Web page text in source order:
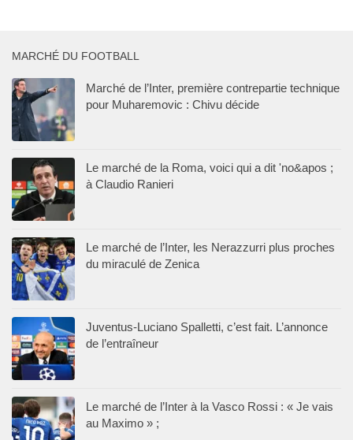
MARCHÉ DU FOOTBALL
Marché de l’Inter, première contrepartie technique
pour Muharemovic : Chivu décide
Le marché de la Roma, voici qui a dit 'no&apos ;
à Claudio Ranieri
Le marché de l’Inter, les Nerazzurri plus proches
du miraculé de Zenica
Juventus-Luciano Spalletti, c’est fait. L’annonce
de l’entraîneur
Le marché de l’Inter à la Vasco Rossi : « Je vais
au Maximo » ;